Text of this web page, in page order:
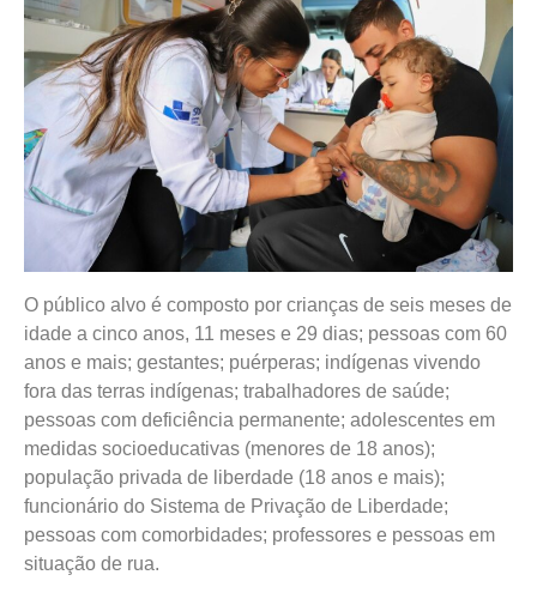
O público alvo é composto por crianças de seis meses de
idade a cinco anos, 11 meses e 29 dias; pessoas com 60
anos e mais; gestantes; puérperas; indígenas vivendo
fora das terras indígenas; trabalhadores de saúde;
pessoas com deficiência permanente; adolescentes em
medidas socioeducativas (menores de 18 anos);
população privada de liberdade (18 anos e mais);
funcionário do Sistema de Privação de Liberdade;
pessoas com comorbidades; professores e pessoas em
situação de rua.